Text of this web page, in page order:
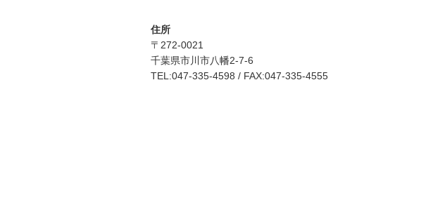
住所
〒272-0021
千葉県市川市八幡2-7-6
TEL:047-335-4598 / FAX:047-335-4555